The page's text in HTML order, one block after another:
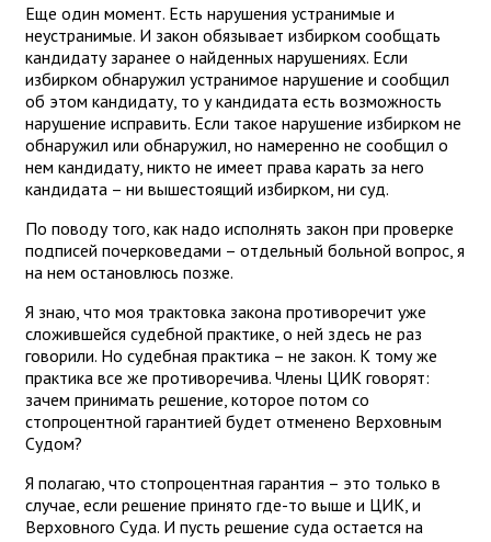
Еще один момент. Есть нарушения устранимые и
неустранимые. И закон обязывает избирком сообщать
кандидату заранее о найденных нарушениях. Если
избирком обнаружил устранимое нарушение и сообщил
об этом кандидату, то у кандидата есть возможность
нарушение исправить. Если такое нарушение избирком не
обнаружил или обнаружил, но намеренно не сообщил о
нем кандидату, никто не имеет права карать за него
кандидата – ни вышестоящий избирком, ни суд.
По поводу того, как надо исполнять закон при проверке
подписей почерковедами – отдельный больной вопрос, я
на нем остановлюсь позже.
Я знаю, что моя трактовка закона противоречит уже
сложившейся судебной практике, о ней здесь не раз
говорили. Но судебная практика – не закон. К тому же
практика все же противоречива. Члены ЦИК говорят:
зачем принимать решение, которое потом со
стопроцентной гарантией будет отменено Верховным
Судом?
Я полагаю, что стопроцентная гарантия – это только в
случае, если решение принято где-то выше и ЦИК, и
Верховного Суда. И пусть решение суда остается на